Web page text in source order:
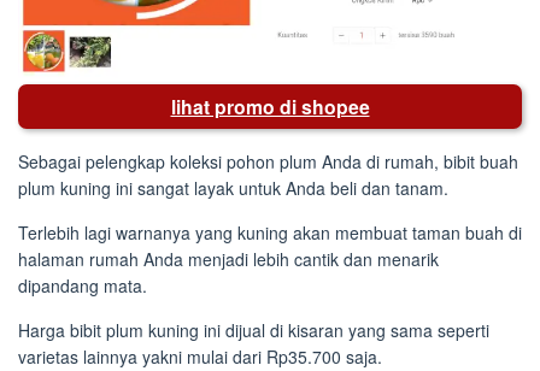
lihat promo di shopee
Sebagai pelengkap koleksi pohon plum Anda di rumah, bibit buah
plum kuning ini sangat layak untuk Anda beli dan tanam.
Terlebih lagi warnanya yang kuning akan membuat taman buah di
halaman rumah Anda menjadi lebih cantik dan menarik
dipandang mata.
Harga bibit plum kuning ini dijual di kisaran yang sama seperti
varietas lainnya yakni mulai dari Rp35.700 saja.